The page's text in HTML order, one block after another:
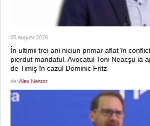
05 august 2026
În ultimii trei ani niciun primar aflat în
pierdut mandatul. Avocatul Toni Neacşu ia
de Timiş în cazul Dominic Fritz
de: Alex Nestor